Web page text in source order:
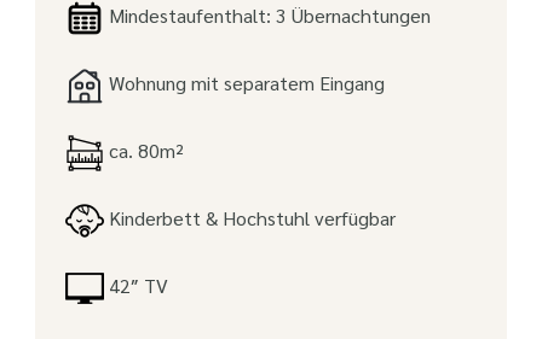
Mindestaufenthalt: 3 Übernachtungen
Wohnung mit separatem Eingang
ca. 80m²
Kinderbett & Hochstuhl verfügbar
42″ TV